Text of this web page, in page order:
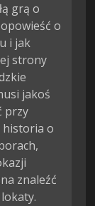
grą o
o
i jak
strony
jakoś
przy
historia o
znaleźć